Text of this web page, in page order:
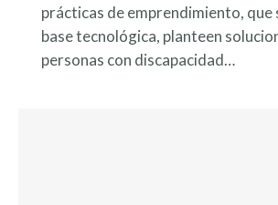
prácticas de emprendimiento, que
base tecnológica, planteen
personas con discapacidad…